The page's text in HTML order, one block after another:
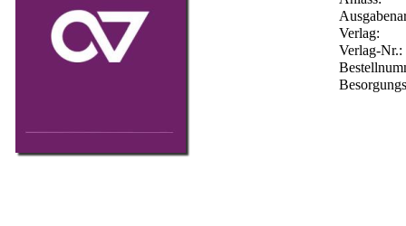
Verlag:
Verlag-Nr.: